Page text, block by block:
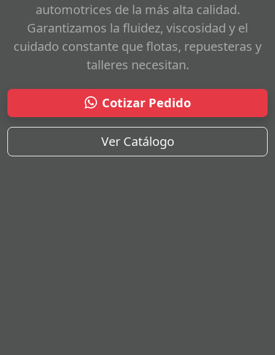
automotrices de la más alta calidad.
Garantizamos la fluidez, viscosidad y el
cuidado constante que flotas, repuesteras y
talleres necesitan.
Cotizar Pedido
Ver Catálogo